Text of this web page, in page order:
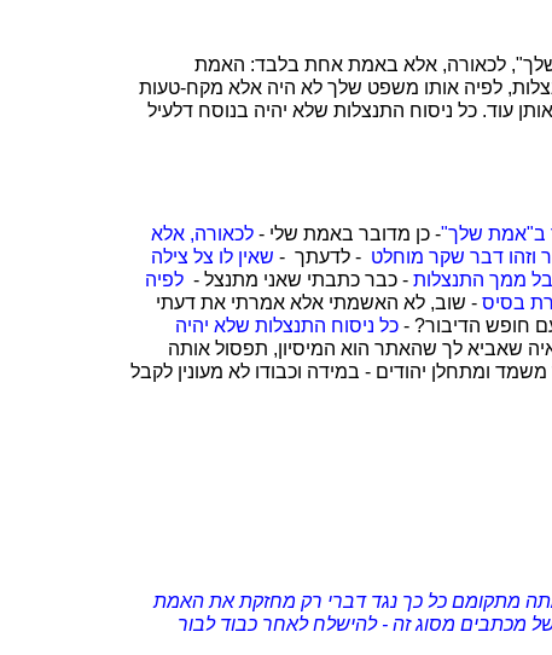
שלך", לכאורה, אלא באמת אחת בלבד: האמת
לפיה אותו משפט שלך לא היה אלא מקח-טעות
כל ניסוח התנצלות שלא יהיה בנוסח דלעיל
ב"אמת שלך"- כן מדובר באמת שלי - לכאורה, אלא
וזהו דבר שקר מוחלט - לדעתך - שאין לו צל צילה
ממך התנצלות - כבר כתבתי שאני מתנצל - לפיה
בסיס - שוב, לא האשמתי אלא אמרתי את דעתי
חופש הדיבור? - כל ניסוח התנצלות שלא יהיה
שאביא לך שהאתר הוא המיסיון, תפסול אותה
ומתחלן יהודים - במידה וכבודו לא מעונין לקבל
מתקומם כל כך נגד דברי רק מחזקת את האמת
מכתבים מסוג זה - להישלח לאחר כבוד לבור